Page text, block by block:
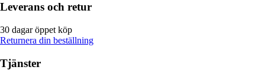
Leverans och retur
30 dagar öppet köp
Returnera din beställning
Tjänster